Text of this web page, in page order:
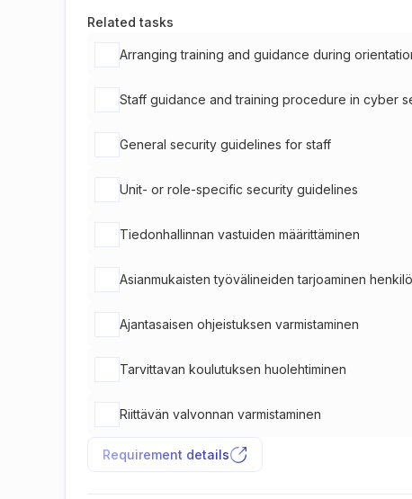
Related tasks
Arranging training and guidance during
Staff guidance and training procedure in cyber
General security guidelines for staff
Unit- or role-specific security guidelines
Tiedonhallinnan vastuiden määrittäminen
Asianmukaisten työvälineiden tarjoaminen
Ajantasaisen ohjeistuksen varmistaminen
Tarvittavan koulutuksen huolehtiminen
Riittävän valvonnan varmistaminen
Requirement details